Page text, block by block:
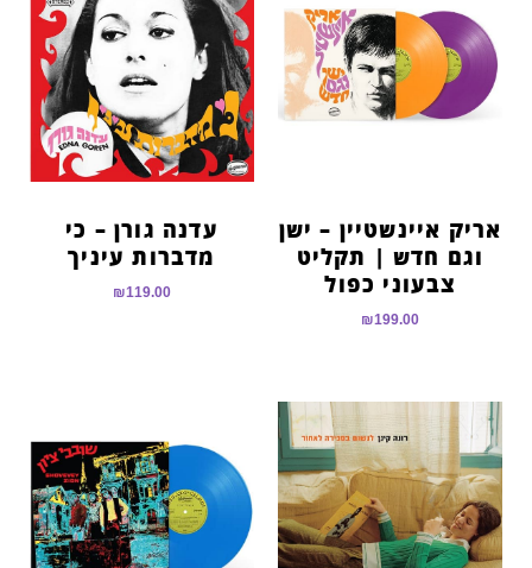
אריק איינשטיין – ישן
וגם חדש | תקליט
צבעוני כפול
₪199.00
עדנה גורן – כי
מדברות עיניך
₪119.00